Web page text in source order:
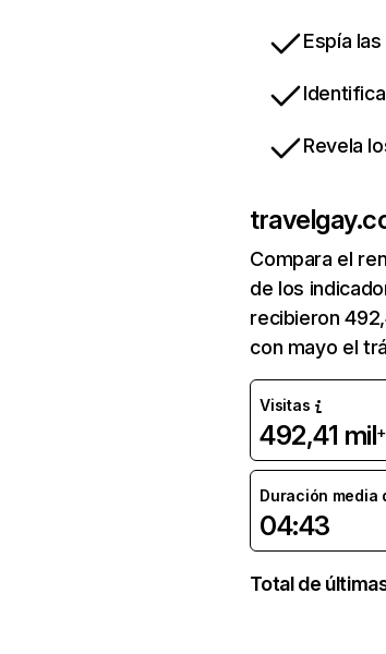
Espía
Revela
Compara el
de los
recibieron
con mayo el
Visitas
492,41 mil
Duración media
04:43
Total de